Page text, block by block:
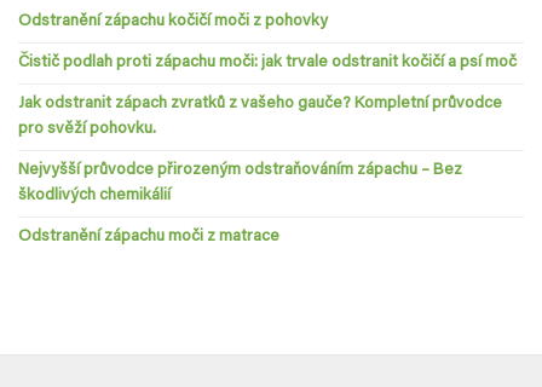
Odstranění zápachu kočičí moči z pohovky
Čistič podlah proti zápachu moči: jak trvale odstranit kočičí a psí moč
Jak odstranit zápach zvratků z vašeho gauče? Kompletní průvodce
pro svěží pohovku.
Nejvyšší průvodce přirozeným odstraňováním zápachu – Bez
škodlivých chemikálií
Odstranění zápachu moči z matrace